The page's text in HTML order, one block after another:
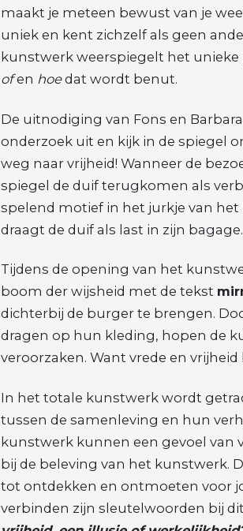
maakt je meteen bewust van je
uniek en kent zichzelf als geen
kunstwerk weerspiegelt het
ofen hoedat wordt benut.
De uitnodiging van Fons en
onderzoek uit en kijk in de spiegel
weg naar vrijheid! Wanneer de
spiegel de duif terugkomen als
spelend motief in het jurkje van
draagt de duif als last in zijn
Tijdens de opening van het
boom der wijsheid met de tekst
dichterbij de burger te brengen.
dragen op hun kleding, hopen de
veroorzaken. Want vrede en
In het totale kunstwerk wordt
tussen de samenleving en hun
kunstwerk kunnen een gevoel van
bij de beleving van het kunstwerk.
tot ontdekken en ontmoeten voor
verbinden zijn sleutelwoorden bij